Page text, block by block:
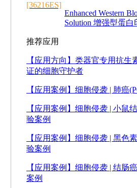
[36216ES]
Enhanced Western
Solution 增强型蛋
推荐应用
【应用方向】 类器官专用抗生
证的细胞守护者
【应用案例】 细胞侵袭 | 肺癌
【应用案例】 细胞侵袭 | 小鼠
验案例
【应用案例】 细胞侵袭 | 黑色
验案例
【应用案例】 细胞侵袭 | 结肠
案例